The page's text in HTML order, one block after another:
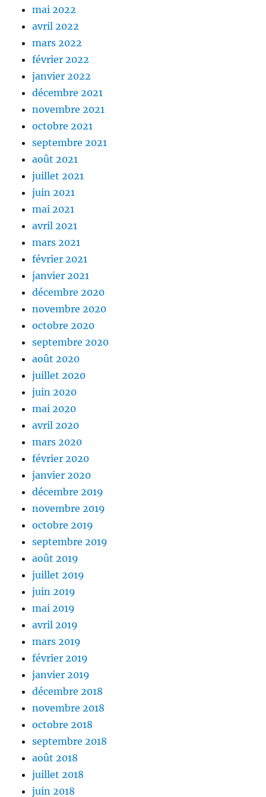
mai 2022
avril 2022
mars 2022
février 2022
janvier 2022
décembre 2021
novembre 2021
octobre 2021
septembre 2021
août 2021
juillet 2021
juin 2021
mai 2021
avril 2021
mars 2021
février 2021
janvier 2021
décembre 2020
novembre 2020
octobre 2020
septembre 2020
août 2020
juillet 2020
juin 2020
mai 2020
avril 2020
mars 2020
février 2020
janvier 2020
décembre 2019
novembre 2019
octobre 2019
septembre 2019
août 2019
juillet 2019
juin 2019
mai 2019
avril 2019
mars 2019
février 2019
janvier 2019
décembre 2018
novembre 2018
octobre 2018
septembre 2018
août 2018
juillet 2018
juin 2018